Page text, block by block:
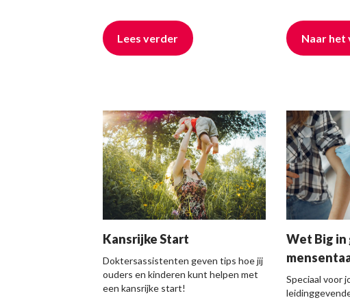
Lees verder Naar het
Kansrijke Start
Doktersassistenten geven tips hoe jij
ouders en kinderen kunt helpen met
een kansrijke start!
Wet Big in
Speciaal voor